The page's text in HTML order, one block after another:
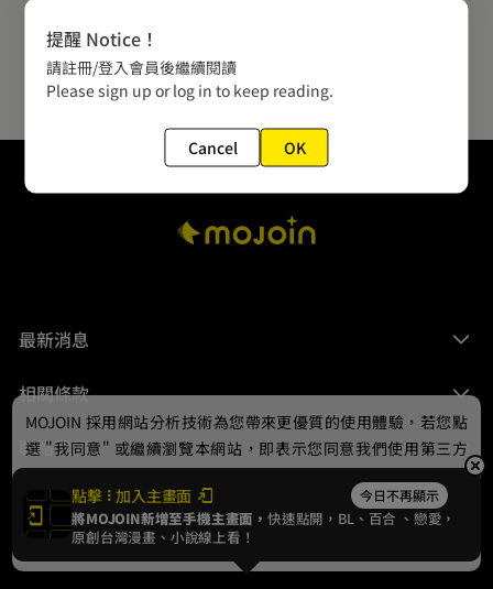
最新消息
相關條款
聯絡我們
© 2024 gamania Digital Entertainment Co., Ltd.
點擊 加入主畫面 今日不再顯示
將MOJOIN新增至手機主畫面，快速點開，BL、 百合 、戀愛，
原創台灣漫畫、小說線上看！
MOJOIN 採用網站分析技術為您帶來更優質的使用體驗，若您點
選 "我同意" 或繼續瀏覽本網站，即表示您同意我們使用第三方
Cookie，欲瞭解更多資訊請見隱私權政策。
我同意
提醒 Notice！
請註冊/登入會員後繼續閱讀
Please sign up or log in to keep reading.
Cancel OK